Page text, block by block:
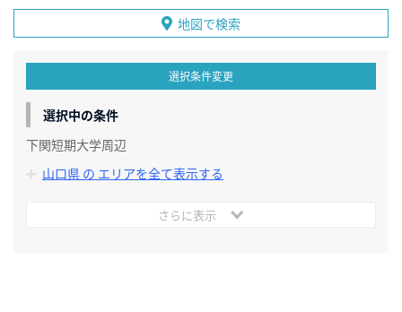
地図で検索
選択条件変更
選択中の条件
下関短期大学周辺
山口県 の エリアを全て表示する
さらに表示